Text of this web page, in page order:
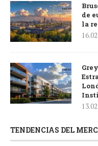
de
la
TENDENCIAS DEL